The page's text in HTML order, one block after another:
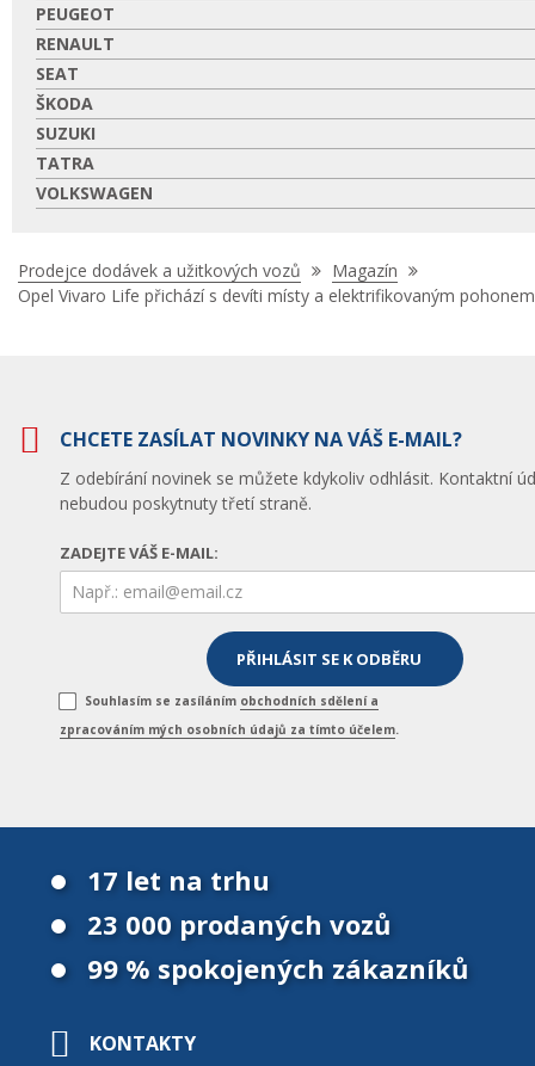
PEUGEOT
RENAULT
SEAT
ŠKODA
SUZUKI
TATRA
VOLKSWAGEN
Nacházíte
se
Prodejce dodávek a užitkových vozů
Magazín
Opel Vivaro Life přichází s devíti místy a elektrifikovaným pohonem
CHCETE ZASÍLAT NOVINKY NA VÁŠ E-MAIL?
Z odebírání novinek se můžete kdykoliv odhlásit. Kontaktní
nebudou poskytnuty třetí straně.
ZADEJTE VÁŠ E-MAIL:
Souhlasím se zasíláním obchodních sdělení a
zpracováním mých osobních údajů za tímto účelem.
17 let na trhu
23 000 prodaných vozů
99 % spokojených zákazníků
KONTAKTY